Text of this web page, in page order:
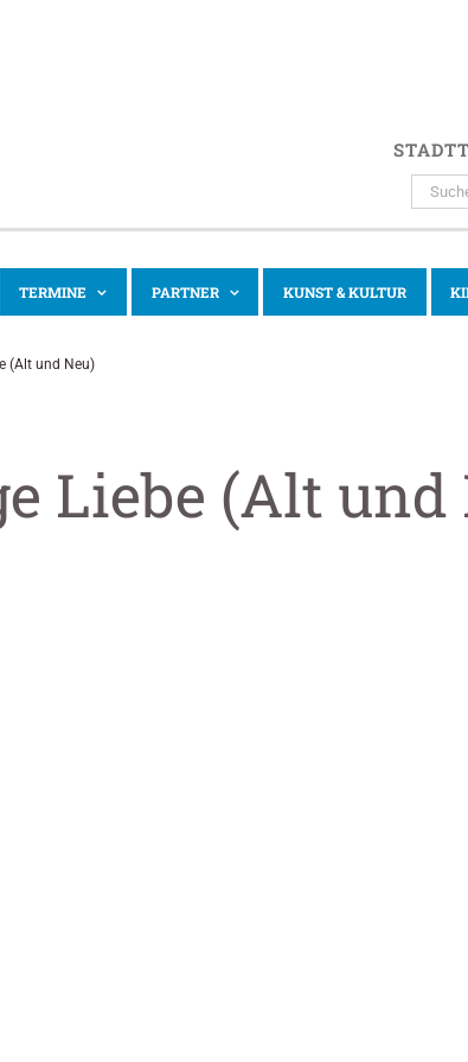
TERMINE PARTNER KUNST & KULTUR
(Alt und Neu)
Liebe (Alt und